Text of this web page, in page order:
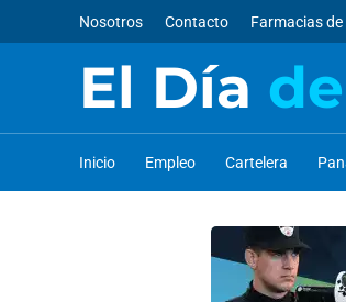
Nosotros Contacto Farmacias de
El Día
Inicio Empleo Cartelera